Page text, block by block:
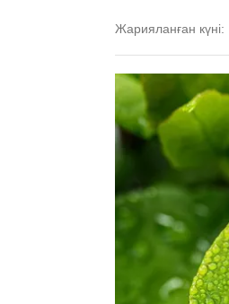
Жарияланған күні: